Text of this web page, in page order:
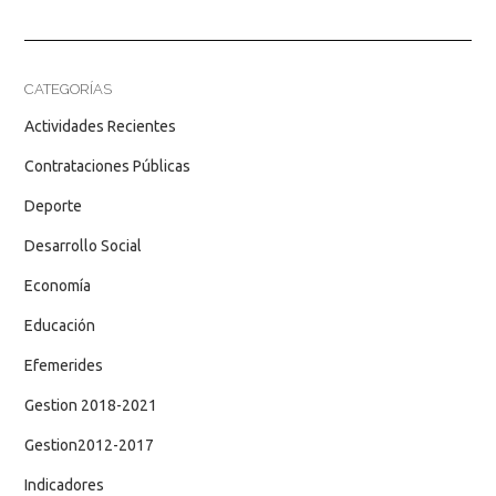
CATEGORÍAS
Actividades Recientes
Contrataciones Públicas
Deporte
Desarrollo Social
Economía
Educación
Efemerides
Gestion 2018-2021
Gestion2012-2017
Indicadores